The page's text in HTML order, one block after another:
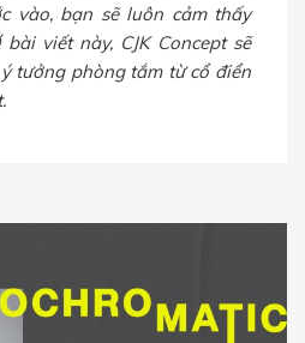
vào, bạn sẽ luôn cảm thấy
viết này, CJK Concept sẽ
tưởng phòng tắm từ cổ điển